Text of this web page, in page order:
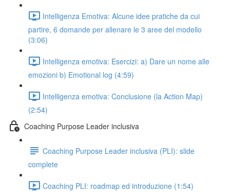
Intelligenza Emotiva: Alcune idee pratiche da cui
partire, 6 domande per allenare le 3 aree del modello
(3:06)
Intelligenza emotiva: Esercizi: a) Dare un nome alle
emozioni b) Emotional log (4:59)
Intelligenza emotiva: Conclusione (la Action Map)
(2:54)
Coaching Purpose Leader inclusiva
Coaching Purpose Leader inclusiva (PLI): slide
complete
Coaching PLI: roadmap ed introduzione (1:54)